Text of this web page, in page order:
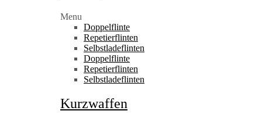
Menu
Doppelflinte
Repetierflinten
Selbstladeflinten
Doppelflinte
Repetierflinten
Selbstladeflinten
Kurzwaffen